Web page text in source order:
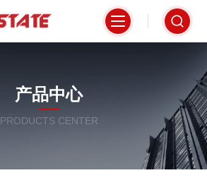
产品中心
PRODUCTS CENTER